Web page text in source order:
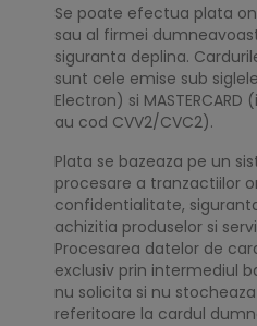
Se poate efectua plata
sau al firmei
siguranta deplina.
sunt cele emise sub
Electron) si
au cod CVV2/CVC2).
Plata se bazeaza pe un
procesare a tranzactiilor
confidentialitate,
achizitia produselor si
Procesarea datelor de
exclusiv prin intermediul
nu solicita si nu
referitoare la cardul